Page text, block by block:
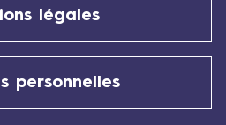
légales
personnelles